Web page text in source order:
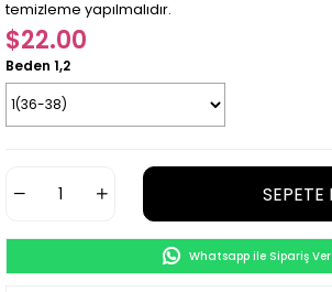
temizleme yapılmalıdır.
$22.00
Beden 1,2
Whatsapp ile Sipariş Ver